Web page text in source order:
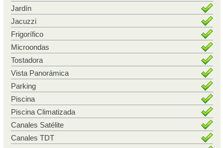
Jardín
Jacuzzi
Frigorífico
Microondas
Tostadora
Vista Panorámica
Parking
Piscina
Piscina Climatizada
Canales Satélite
Canales TDT